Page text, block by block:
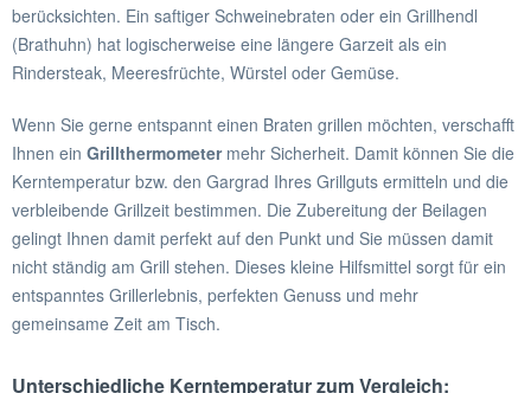
berücksichten. Ein saftiger Schweinebraten oder ein Grillhendl
(Brathuhn) hat logischerweise eine längere Garzeit als ein
Rindersteak, Meeresfrüchte, Würstel oder Gemüse.
Wenn Sie gerne entspannt einen Braten grillen möchten, verschafft
Ihnen ein Grillthermometermehr Sicherheit. Damit können Sie die
Kerntemperatur bzw. den Gargrad Ihres Grillguts ermitteln und die
verbleibende Grillzeit bestimmen. Die Zubereitung der Beilagen
gelingt Ihnen damit perfekt auf den Punkt und Sie müssen damit
nicht ständig am Grill stehen. Dieses kleine Hilfsmittel sorgt für ein
entspanntes Grillerlebnis, perfekten Genuss und mehr
gemeinsame Zeit am Tisch.
Unterschiedliche Kerntemperatur zum Vergleich: